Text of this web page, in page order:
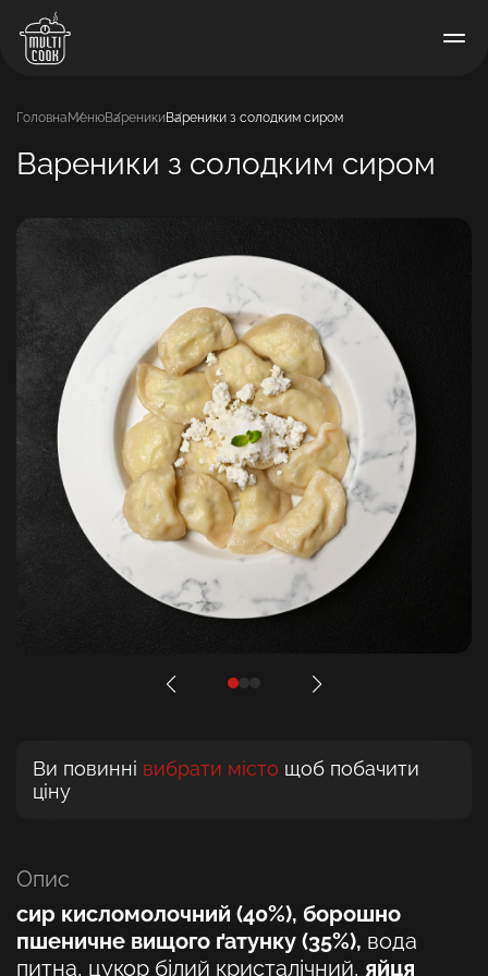
Головна МенюВареникиВареники з солодким сиром
Вареники з солодким сиром
Ви повинні вибрати місто щоб побачити
ціну
Опис
сир кисломолочний (40%), борошно
пшеничне вищого ґатунку (35%), вода
питна, цукор білий кристалічний, яйця